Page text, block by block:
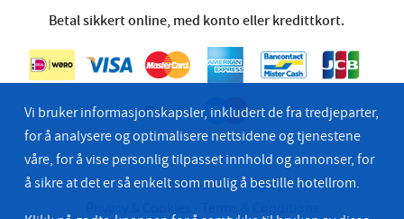
Betal sikkert online, med konto eller kredittkort.
© 2026 Bastion Hotel Group
Vi bruker informasjonskapsler, inkludert de fra tredjeparter,
for å analysere og optimalisere nettsidene og tjenestene
våre, for å vise personlig tilpasset innhold og annonser, for
å sikre at det er så enkelt som mulig å bestille hotellrom.